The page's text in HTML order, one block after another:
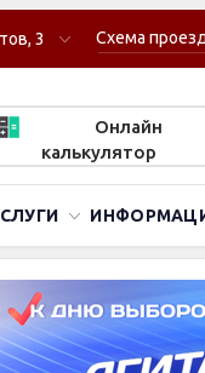
3 Схема
Онлайн
калькулятор